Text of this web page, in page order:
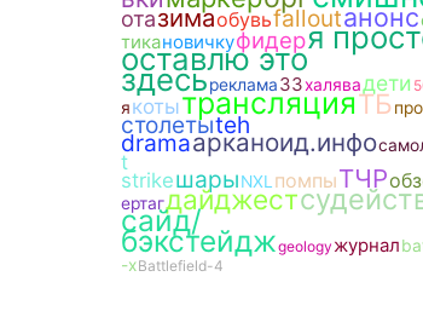
отазимаобувьfalloutанонс
тикановичкуфидеря
оставлю это
здесьрекламаЗЗхалявадети
якотытрансляцияТБ
столетыteh
dramaарканоид.инфо
t
strikeшарыNXL помпыТЧР
ертагдайджест
сайд/
бэкстейджgeology журнал
-xBattlefield-4